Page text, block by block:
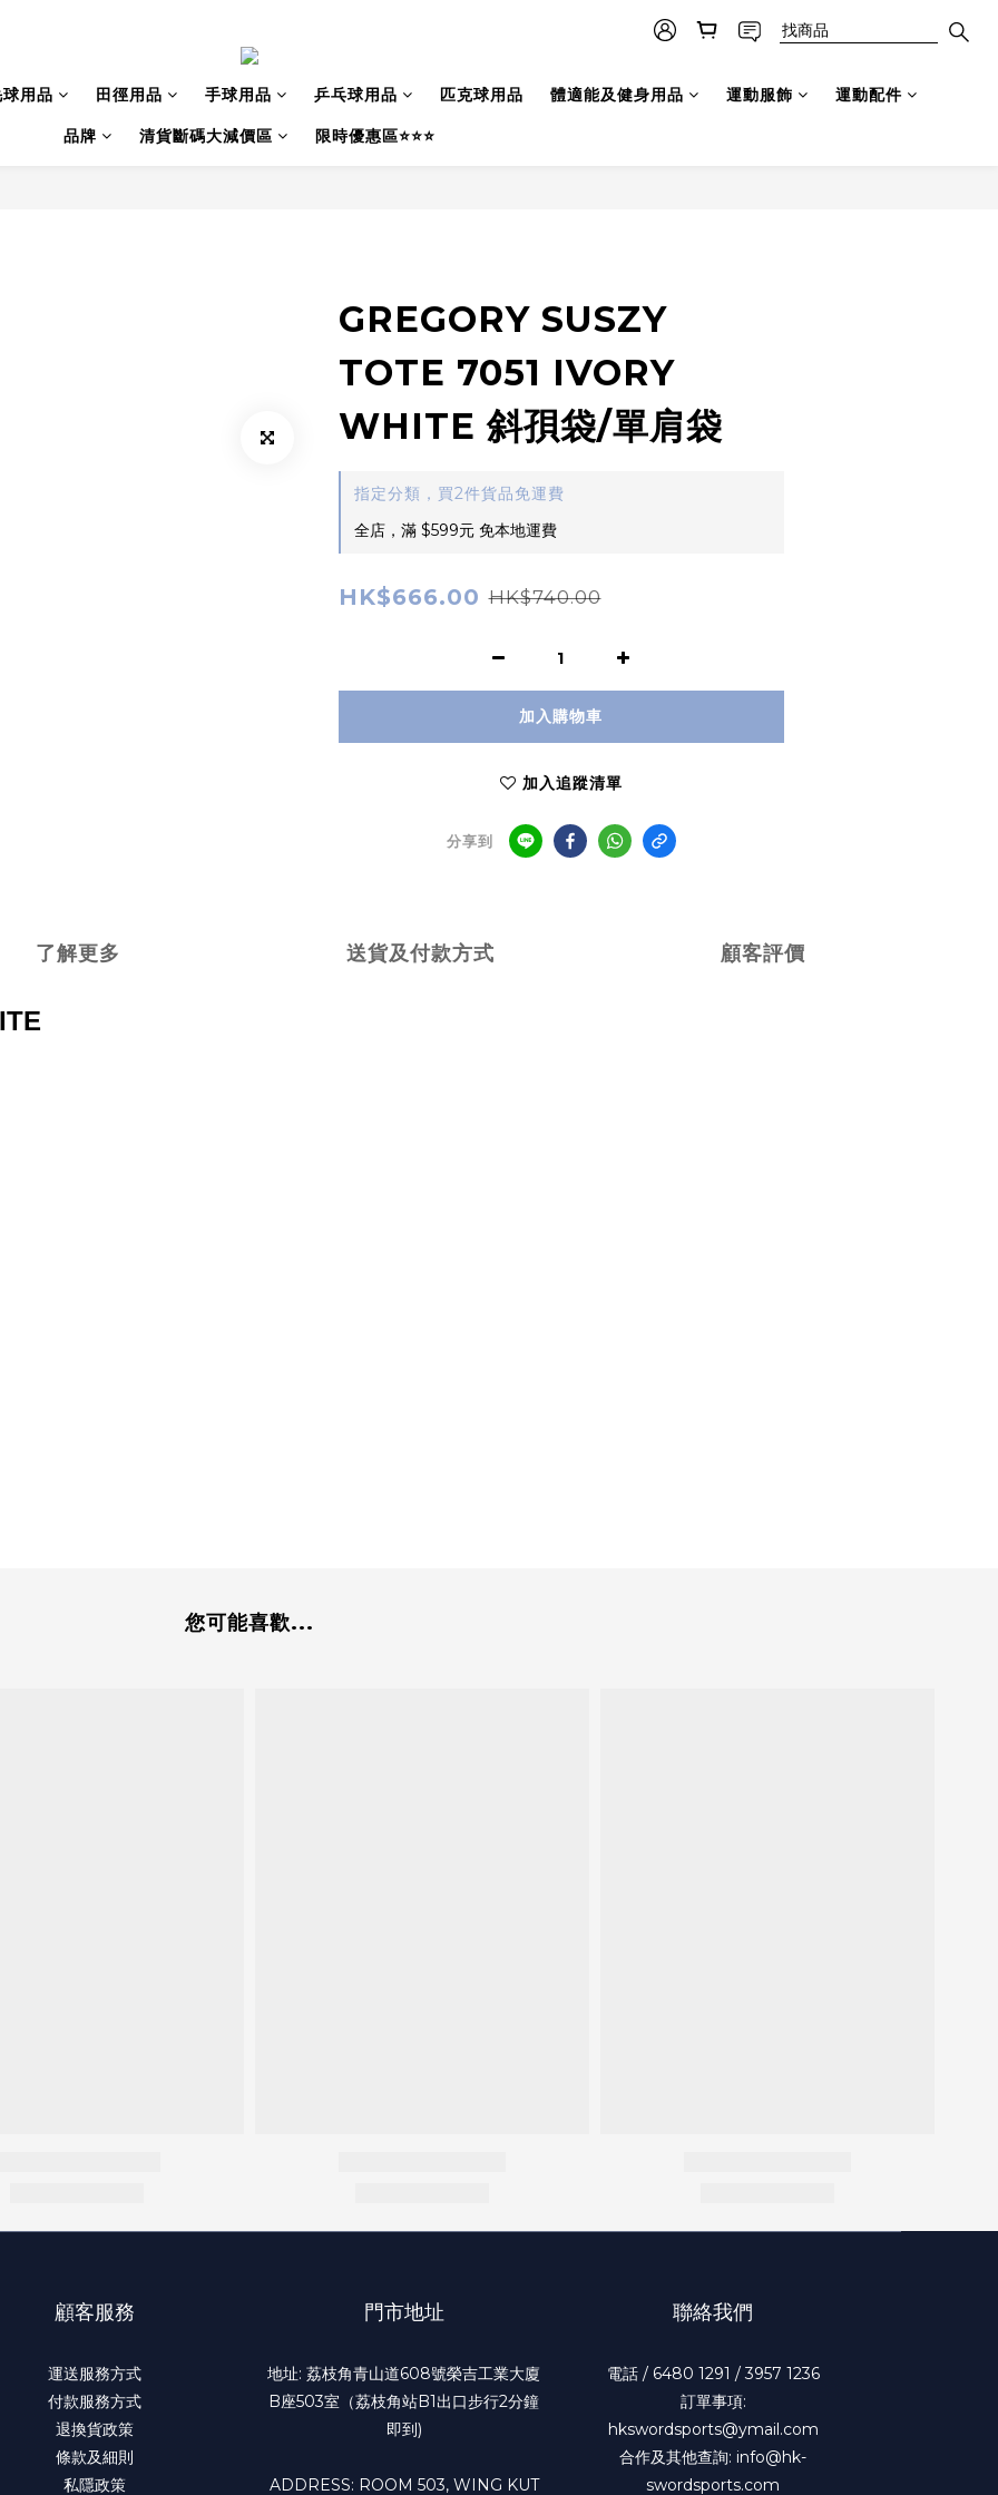
用品 田徑用品 手球用品 乒乓球用品 匹克球用品 體適能及健身用品 運動服飾 運動配件
品牌 清貨斷碼大減價區 限時優惠區⭐⭐⭐
GREGORY SUSZY
TOTE 7051 IVORY
WHITE 斜孭袋/單肩袋
指定分類，買2件貨品免運費
全店，滿 $599元 免本地運費
HK$666.00 HK$740.00
加入購物車
加入追蹤清單
分享到
了解更多 送貨及付款方式 顧客評價
您可能喜歡...
顧客服務
運送服務方式
付款服務方式
退換貨政策
條款及細則
私隱政策
門市地址
地址: 荔枝角青山道608號榮吉工業大廈
B座503室（荔枝角站B1出口步行2分鐘
即到)
ADDRESS: ROOM 503, WING KUT
聯絡我們
電話 / 6480 1291 / 3957 1236
訂單事項:
hkswordsports@ymail.com
合作及其他查詢: info@hk-
swordsports.com